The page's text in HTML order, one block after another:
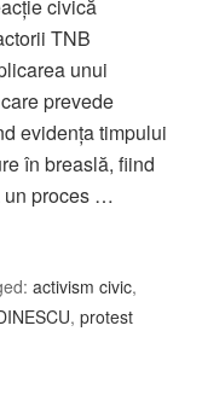
civică
TNB
unui
prevede
evidența timpului
în breaslă, fiind
un proces …
activism civic,
,protest